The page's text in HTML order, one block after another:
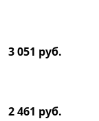
3 051 руб.
2 461 руб.